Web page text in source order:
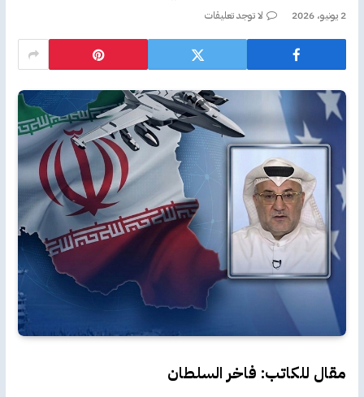
2 يونيو، 2026 لا توجد تعليقات
مقال للكاتب: فاخر السلطان